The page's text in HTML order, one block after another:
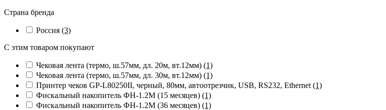
Страна бренда
Россия (3)
С этим товаром покупают
Чековая лента (термо, ш.57мм, дл. 20м, вт.12мм) (1)
Чековая лента (термо, ш.57мм, дл. 30м, вт.12мм) (1)
Принтер чеков GP-L80250II, черный, 80мм, автоотрезчик, USB, RS232, Ethernet (1)
Фискальный накопитель ФН-1.2М (15 месяцев) (1)
Фискальный накопитель ФН-1.2М (36 месяцев) (1)